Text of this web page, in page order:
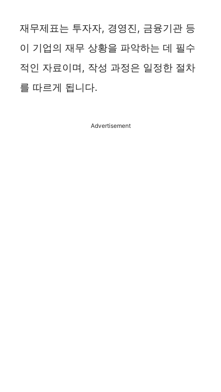
재무제표는 투자자, 경영진, 금융기관 등
이 기업의 재무 상황을 파악하는 데 필수
적인 자료이며, 작성 과정은 일정한 절차
를 따르게 됩니다.
Advertisement